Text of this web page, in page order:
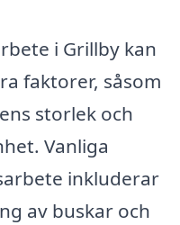
i Grillby kan
faktorer, såsom
storlek och
Vanliga
inkluderar
av buskar och